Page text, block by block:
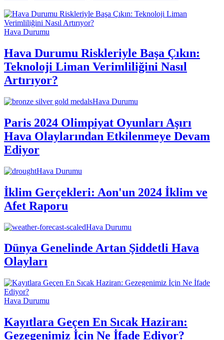
Hava Durumu
Hava Durumu Riskleriyle Başa Çıkın:
Teknoloji Liman Verimliliğini Nasıl
Artırıyor?
Hava Durumu
Paris 2024 Olimpiyat Oyunları Aşırı
Hava Olaylarından Etkilenmeye Devam
Ediyor
Hava Durumu
İklim Gerçekleri: Aon'un 2024 İklim ve
Afet Raporu
Hava Durumu
Dünya Genelinde Artan Şiddetli Hava
Olayları
Hava Durumu
Kayıtlara Geçen En Sıcak Haziran:
Gezegenimiz İçin Ne İfade Ediyor?